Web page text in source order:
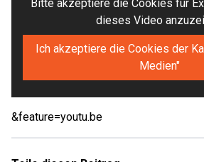
Bitte akzeptiere die Cookies für
dieses Video
Ich akzeptiere die Cookies der
Medien"
&feature=youtu.be